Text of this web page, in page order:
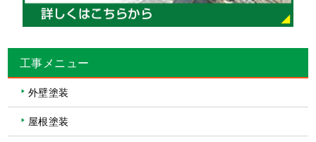
工事メニュー
外壁塗装
屋根塗装